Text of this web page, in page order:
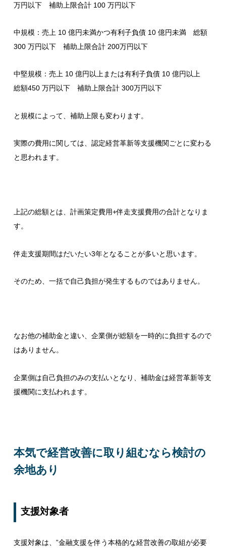
万円以下 補助上限合計 100 万円以下
中規模：売上 10 億円未満かつ有利子負債 10 億円未満 総額
300 万円以下 補助上限合計 200万円以下
中堅規模：売上 10 億円以上または有利子負債 10 億円以上
総額450 万円以下 補助上限合計 300万円以下
と規模によって、補助上限も変わります。
実際の費用に関しては、認定経営革新等支援機関ごとに変わる
と思われます。
上記の総額とは、計画策定費用+伴走支援費用の合計となりま
す。
伴走支援期間はだいたい3年となることが多いと思います。
そのため、一括で自己負担が発生するものではありません。
なお他の補助金と違い、企業側が総額を一時的に負担するので
はありません。
企業側は自己負担のみの支払いとなり、補助金は経営革新等支
援機関に支払われます。
本気で経営改善に取り組むなら検討の
余地あり
支援対象者
支援対象は、”金融支援を伴う本格的な経営改善の取組が必要